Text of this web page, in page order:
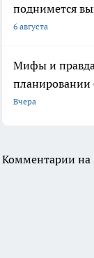
поднимется
6 августа
Мифы и
планировании
Вчера
Комментарии на